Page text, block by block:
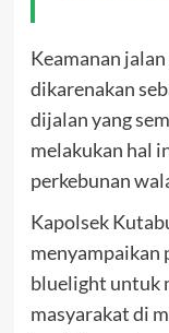
Keamanan
dikarenakan
dijalan yang
melakukan hal
perkebunan
Kapolsek
menyampaikan
bluelight untuk
masyarakat di